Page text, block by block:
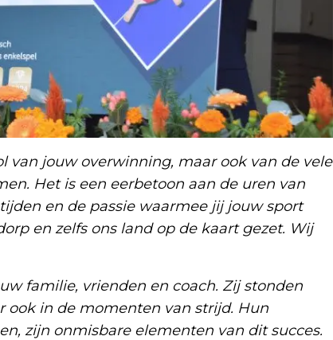
van jouw overwinning, maar ook van de vele
Het is een eerbetoon aan de uren van
en de passie waarmee jij jouw sport
en zelfs ons land op de kaart gezet. Wij
familie, vrienden en coach. Zij stonden
in de momenten van strijd. Hun
zijn onmisbare elementen van dit succes.